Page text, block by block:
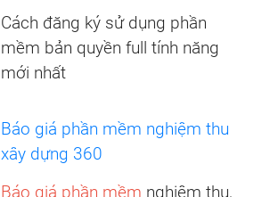
Cách đăng ký sử dụng phần
mềm bản quyền full tính năng
mới nhất
Báo giá phần mềm nghiệm thu
xây dựng 360
Báo giá phần mềm nghiệm thu,